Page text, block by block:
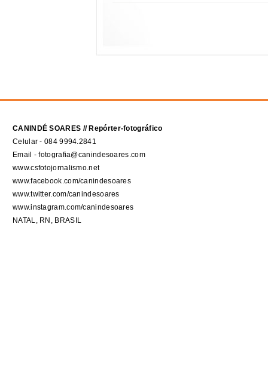
CANINDÉ SOARES // Repórter-fotográfico
Celular - 084 9994.2841
Email - fotografia@canindesoares.com
www.csfotojornalismo.net
www.facebook.com/canindesoares
www.twitter.com/canindesoares
www.instagram.com/canindesoares
NATAL, RN, BRASIL